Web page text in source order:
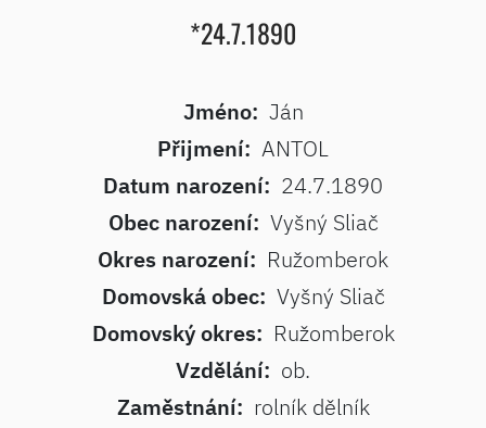
*24.7.1890
Jméno: Ján
Přijmení: ANTOL
Datum narození: 24.7.1890
Obec narození: Vyšný Sliač
Okres narození: Ružomberok
Domovská obec: Vyšný Sliač
Domovský okres: Ružomberok
Vzdělání: ob.
Zaměstnání: rolník dělník